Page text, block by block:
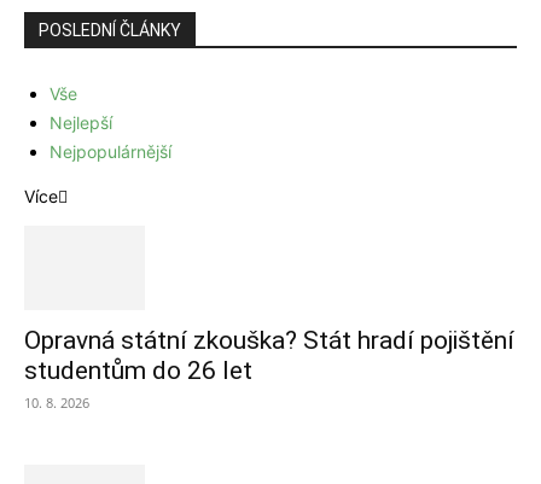
POSLEDNÍ ČLÁNKY
Vše
Nejlepší
Nejpopulárnější
Více
Opravná státní zkouška? Stát hradí pojištění
studentům do 26 let
10. 8. 2026